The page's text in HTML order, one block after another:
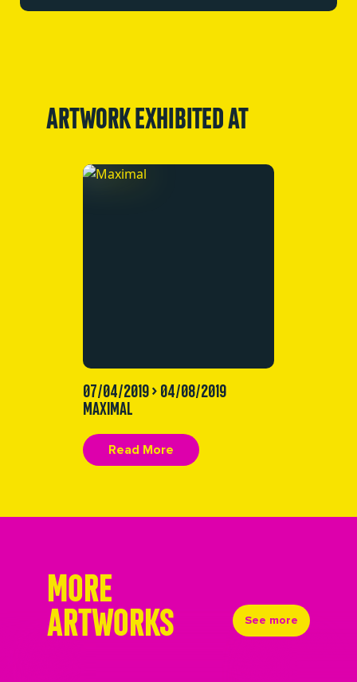
ARTWORK EXHIBITED AT
07/04/2019 > 04/08/2019
MAXIMAL
Read More
MORE
ARTWORKS See more